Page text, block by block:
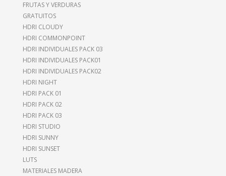
FRUTAS Y VERDURAS
GRATUITOS
HDRI CLOUDY
HDRI COMMONPOINT
HDRI INDIVIDUALES PACK 03
HDRI INDIVIDUALES PACK01
HDRI INDIVIDUALES PACK02
HDRI NIGHT
HDRI PACK 01
HDRI PACK 02
HDRI PACK 03
HDRI STUDIO
HDRI SUNNY
HDRI SUNSET
LUTS
MATERIALES MADERA